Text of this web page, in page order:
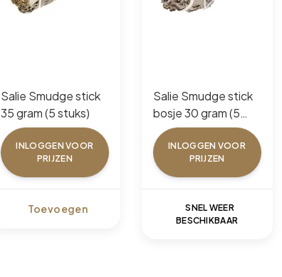
Salie Smudge stick
35 gram (5 stuks)
INLOGGEN VOOR
PRIJZEN
Toevoegen
Salie Smudge stick
bosje 30 gram (5
stuks)
INLOGGEN VOOR
PRIJZEN
SNEL WEER
BESCHIKBAAR